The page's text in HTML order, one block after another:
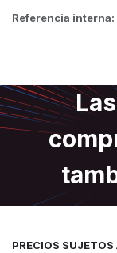
Referencia interna:
PRECIOS SUJETOS